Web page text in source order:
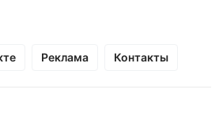
Реклама Контакты